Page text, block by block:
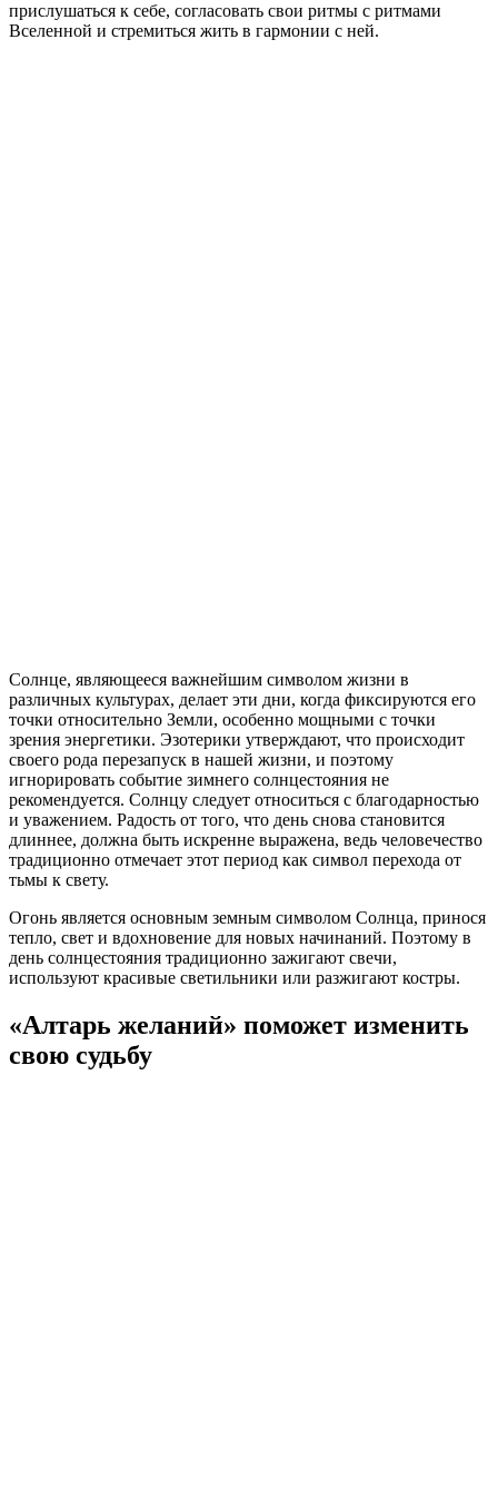
прислушаться к себе, согласовать свои ритмы с ритмами
Вселенной и стремиться жить в гармонии с ней.
Солнце, являющееся важнейшим символом жизни в
различных культурах, делает эти дни, когда фиксируются его
точки относительно Земли, особенно мощными с точки
зрения энергетики. Эзотерики утверждают, что происходит
своего рода перезапуск в нашей жизни, и поэтому
игнорировать событие зимнего солнцестояния не
рекомендуется. Солнцу следует относиться с благодарностью
и уважением. Радость от того, что день снова становится
длиннее, должна быть искренне выражена, ведь человечество
традиционно отмечает этот период как символ перехода от
тьмы к свету.
Огонь является основным земным символом Солнца, принося
тепло, свет и вдохновение для новых начинаний. Поэтому в
день солнцестояния традиционно зажигают свечи,
используют красивые светильники или разжигают костры.
«Алтарь желаний» поможет изменить
свою судьбу